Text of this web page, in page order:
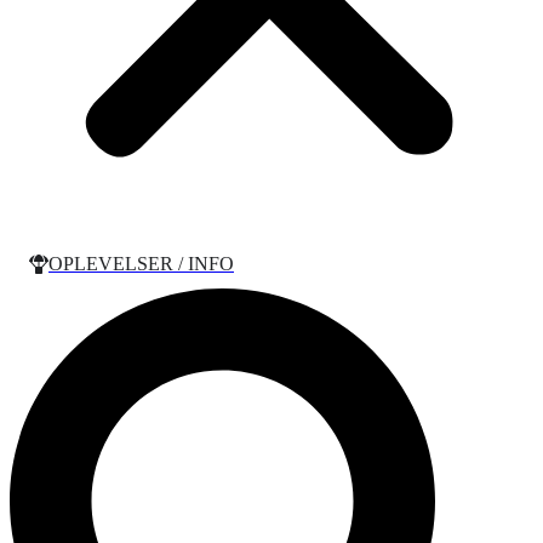
OPLEVELSER / INFO